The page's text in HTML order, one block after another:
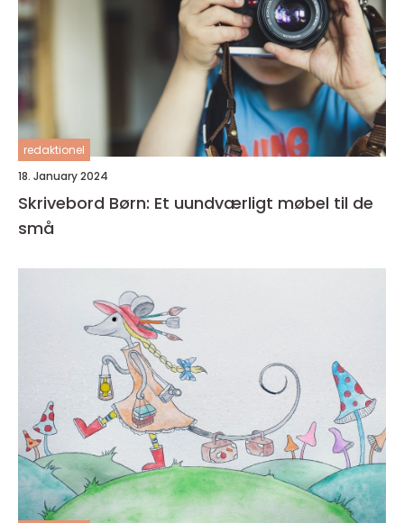
redaktionel
18. January 2024
Skrivebord Børn: Et uundværligt møbel til de
små